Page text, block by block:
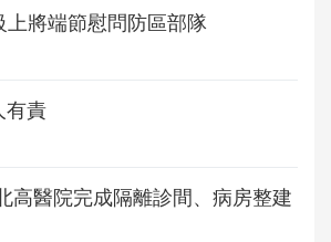
上將端節慰問防區部隊
有責
高醫院完成隔離診間、病房整建